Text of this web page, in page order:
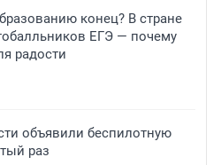
конец? В стране
ЕГЭ — почему
радости
объявили беспилотную
раз